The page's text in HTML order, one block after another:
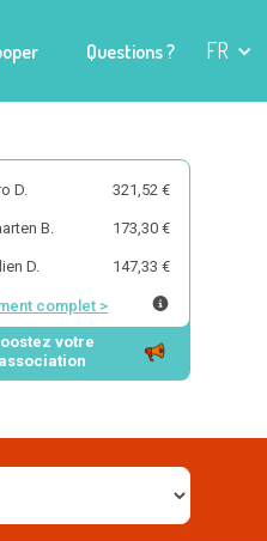
Questions ? FR
D. 321,52 €
B. 173,30 €
D. 147,33 €
complet >
votre
association